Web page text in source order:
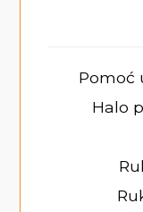
Pomoć
Halo